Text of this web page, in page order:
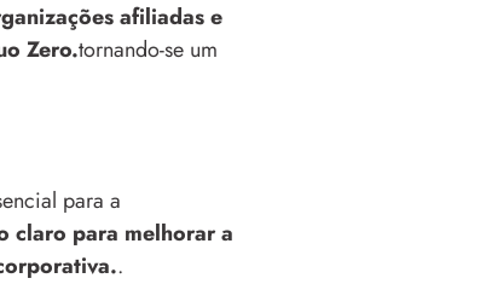
afiliadas e
Zero.tornando-se um
para a
claro para melhorar a
.